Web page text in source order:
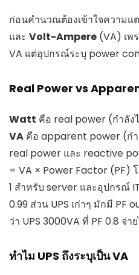
ก่อนคำนวณต้องเข้าใจความแ
และ Volt-Ampere (VA) เพ
VA แต่อุปกรณ์ระบุ power
Real Power vs
Watt คือ real power (กำลั
VA คือ apparent power (ก
real power และ reactive
= VA × Power Factor (PF)
1 สำหรับ server และอุปกรณ์
0.99 ส่วน UPS เก่าๆ มักมี PF
ว่า UPS 3000VA ที่ PF 0.8 จ่
ทำไม UPS ถึงระบุเป็น VA